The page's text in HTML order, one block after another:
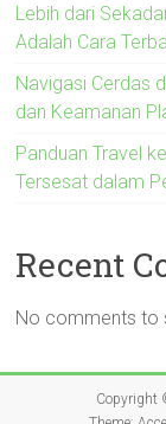
Lebih dari
Adalah Cara
Navigasi Cerdas
dan Keamanan
Panduan Travel
Tersesat dalam
Recent
No comments to